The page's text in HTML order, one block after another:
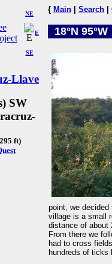
NE
SE
E
Llave
SW
ft)
{ Main Search
18°N 95°W
point, we
village is a small
distance of about
From there we
had to cross
hundreds of ticks